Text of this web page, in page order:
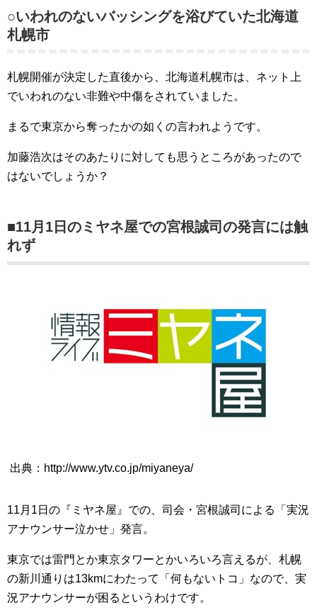
○いわれのないバッシングを浴びていた北海道
札幌市
札幌開催が決定した直後から、北海道札幌市は、ネット上
でいわれのない非難や中傷をされていました。
まるで東京から奪ったかの如くの言われようです。
加藤浩次はそのあたりに対しても思うところがあったので
はないでしょうか？
■11月1日のミヤネ屋での宮根誠司の発言には触
れず
出典：http://www.ytv.co.jp/miyaneya/
11月1日の『ミヤネ屋』での、司会・宮根誠司による「実況
アナウンサー泣かせ」発言。
東京では雷門とか東京タワーとかいろいろ言えるが、札幌
の新川通りは13kmにわたって「何もないトコ」なので、実
況アナウンサーが困るというわけです。